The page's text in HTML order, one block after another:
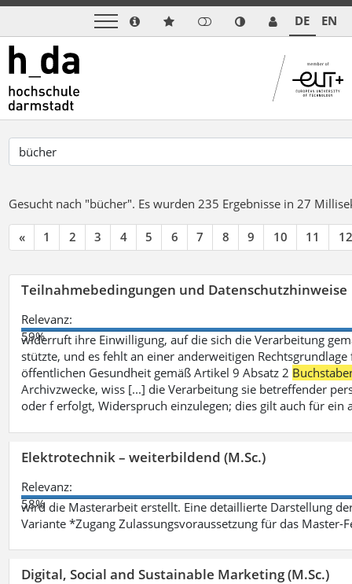
DE EN
Gesucht nach "bücher". Es wurden 235 Ergebnisse in 27
« 1 2 3 4 5 6 7 8 9 10 11 12
Teilnahmebedingungen und Datenschutzhinweise
Relevanz:
59%
widerruft ihre Einwilligung, auf die sich die Verarbeitung
stützte, und es fehlt an einer anderweitigen
öffentlichen Gesundheit gemäß Artikel 9 Absatz 2
Archivzwecke, wiss [...] die Verarbeitung sie betreffender
oder f erfolgt, Widerspruch einzulegen; dies gilt auch für ein
Elektrotechnik – weiterbildend (M.Sc.)
Relevanz:
58%
wird die Masterarbeit erstellt. Eine detaillierte Darstellung
Variante *Zugang Zulassungsvoraussetzung für das Master-
Digital, Social and Sustainable Marketing (M.Sc.)